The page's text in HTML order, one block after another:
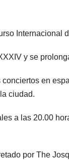
Internacional
y se
en
ciudad.
a las 20.00
por The